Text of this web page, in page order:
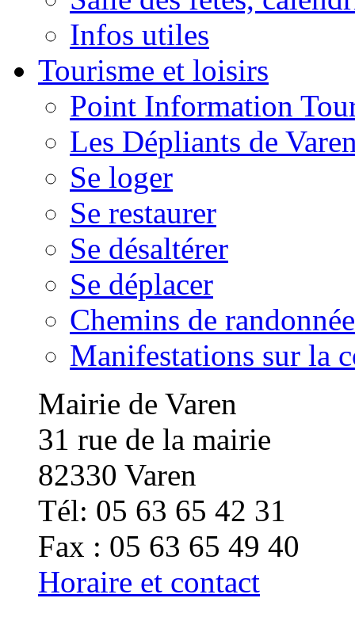
Infos utiles
Tourisme et loisirs
Point Information
Les Dépliants de
Se loger
Se restaurer
Se désaltérer
Se déplacer
Chemins de randonnée
Manifestations sur la
Mairie de Varen
31 rue de la mairie
82330 Varen
Tél: 05 63 65 42 31
Fax : 05 63 65 49 40
Horaire et contact